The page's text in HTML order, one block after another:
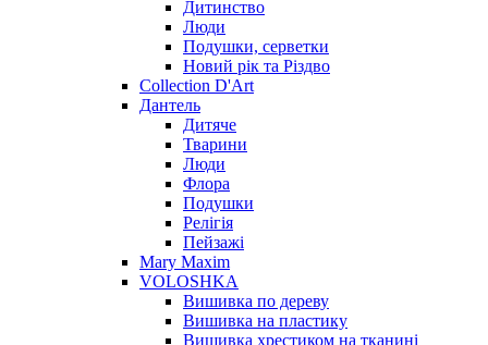
Дитинство
Люди
Подушки, серветки
Новий рік та Різдво
Collection D'Art
Дантель
Дитяче
Тварини
Люди
Флора
Подушки
Релігія
Пейзажі
Mary Maxim
VOLOSHKA
Вишивка по дереву
Вишивка на пластику
Вишивка хрестиком на тканині